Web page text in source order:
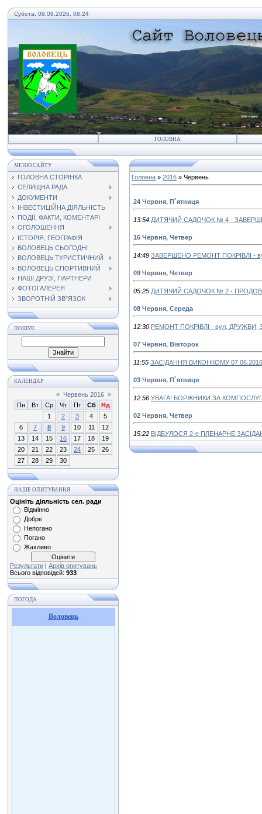
Субота, 08.08.2026, 08:24
ГОЛОВНА
МЕНЮ САЙТУ
ГОЛОВНА СТОРІНКА
СЕЛИЩНА РАДА
ДОКУМЕНТИ
ІНВЕСТИЦІЙНА ДІЯЛЬНІСТЬ
ПОДІЇ, ФАКТИ, КОМЕНТАРІ
ОГОЛОШЕННЯ
ІСТОРІЯ, ГЕОГРАФІЯ
ВОЛОВЕЦЬ СЬОГОДНІ
ВОЛОВЕЦЬ ТУРИСТИЧНИЙ
ВОЛОВЕЦЬ СПОРТИВНИЙ
НАШІ ДРУЗІ, ПАРТНЕРИ
ФОТОГАЛЕРЕЯ
ЗВОРОТНІЙ ЗВ"ЯЗОК
ПОШУК
КАЛЕНДАР
« Червень 2016 »
Пн
Вт Ср Чт Пт Сб
Нд
1
2 3 4
5
6
7 8 9 10 11
12
13
14 15 16 17 18
19
20
21 22 23 24 25
26
27
28 29 30
НАШЕ ОПИТУВАННЯ
Оцініть діяльність сел. ради
Відмінно
Добре
Непогано
Погано
Жахливо
Результати | Архів опитувань
Всього відповідей: 933
ПОГОДА
Воловець
Головна » 2016 » Червень
24 Червня, П`ятниця
13:54 ДИТЯЧИЙ САДОЧОК № 4 -
16 Червня, Четвер
14:49 ЗАВЕРШЕНО РЕМОНТ ПОКРІВЛІ -
09 Червня, Четвер
05:25 ДИТЯЧИЙ САДОЧОК № 2 -
08 Червня, Середа
12:30 РЕМОНТ ПОКРІВЛІ - вул. ДРУЖБИ,
07 Червня, Вівторок
11:55 ЗАСІДАННЯ ВИКОНКОМУ 07.06.2016
03 Червня, П`ятниця
12:56 УВАГА! БОРЖНИКИ ЗА
02 Червня, Четвер
15:22 ВІДБУЛОСЯ 2-е ПЛЕНАРНЕ